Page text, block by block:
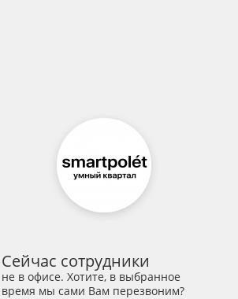
Сейчас сотрудники
не в офисе. Хотите, в выбранное
время мы сами Вам перезвоним?